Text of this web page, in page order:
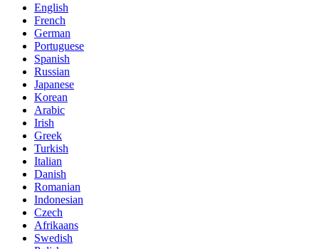
English
French
German
Portuguese
Spanish
Russian
Japanese
Korean
Arabic
Irish
Greek
Turkish
Italian
Danish
Romanian
Indonesian
Czech
Afrikaans
Swedish